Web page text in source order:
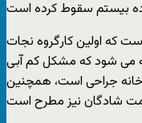
که اولین کارگروه نجات
می شود که مشکل کم آبی
جراحی است، همچنین